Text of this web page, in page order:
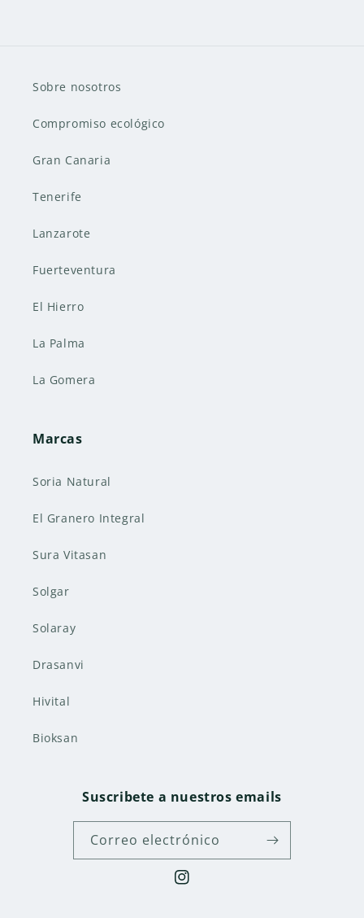
Sobre nosotros
Compromiso ecológico
Gran Canaria
Tenerife
Lanzarote
Fuerteventura
El Hierro
La Palma
La Gomera
Marcas
Soria Natural
El Granero Integral
Sura Vitasan
Solgar
Solaray
Drasanvi
Hivital
Bioksan
Suscribete a nuestros emails
Correo electrónico
Instagram